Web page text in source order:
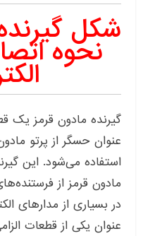
شکل
نحوه
گیرنده مادون قرمز یک
عنوان حسگر از پرتو
استفاده می‌شود. این
مادون قرمز از
در بسیاری از مدارهای
عنوان یکی از قطعات